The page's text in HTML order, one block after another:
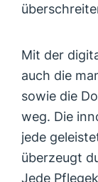
Mit der
auch die
sowie die
weg. Die
jede
überzeugt
Jede